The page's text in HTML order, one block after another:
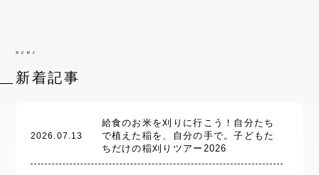
news
新着記事
2026.07.13
給食のお米を刈りに行こう！自分たち
で植えた稲を、自分の手で。子どもた
ちだけの稲刈りツアー2026